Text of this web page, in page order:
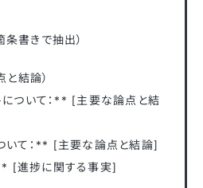
書きで抽出）
結論）
ついて：** [主要な論点と結
いて：** [主要な論点と結論]
[進捗に関する事実]